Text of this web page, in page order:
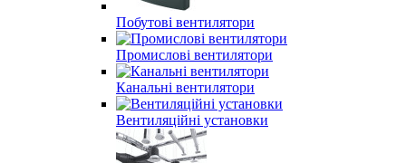
Побутові вентилятори
Промислові вентилятори
Канальні вентилятори
Вентиляційні установки